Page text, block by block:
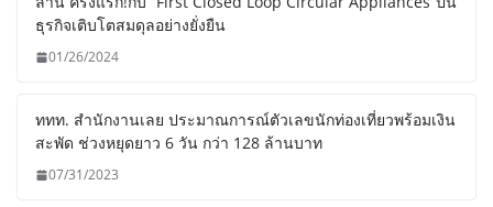
ธุรกิจเติบโตสมดุลอย่างยั่งยืน
01/26/2024
ททท. สำนักงานเลย ประมาณการณ์ตัวเลขนักท่องเที่ยวพร้อมเงิน
สะพัด ช่วงหยุดยาว 6 วัน กว่า 128 ล้านบาท
07/31/2023